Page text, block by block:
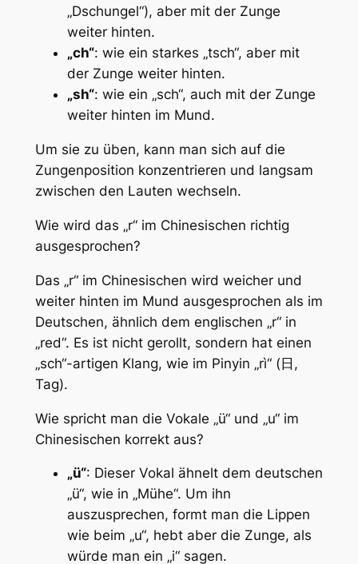
„Dschungel“), aber mit der Zunge
weiter hinten.
„ch“: wie ein starkes „tsch“, aber mit
der Zunge weiter hinten.
„sh“: wie ein „sch“, auch mit der Zunge
weiter hinten im Mund.
Um sie zu üben, kann man sich auf die
Zungenposition konzentrieren und langsam
zwischen den Lauten wechseln.
Wie wird das „r“ im Chinesischen richtig
ausgesprochen?
Das „r“ im Chinesischen wird weicher und
weiter hinten im Mund ausgesprochen als im
Deutschen, ähnlich dem englischen „r“ in
„red“. Es ist nicht gerollt, sondern hat einen
„sch“-artigen Klang, wie im Pinyin „rì“ (日,
Tag).
Wie spricht man die Vokale „ü“ und „u“ im
Chinesischen korrekt aus?
„ü“: Dieser Vokal ähnelt dem deutschen
„ü“, wie in „Mühe“. Um ihn
auszusprechen, formt man die Lippen
wie beim „u“, hebt aber die Zunge, als
würde man ein „i“ sagen.